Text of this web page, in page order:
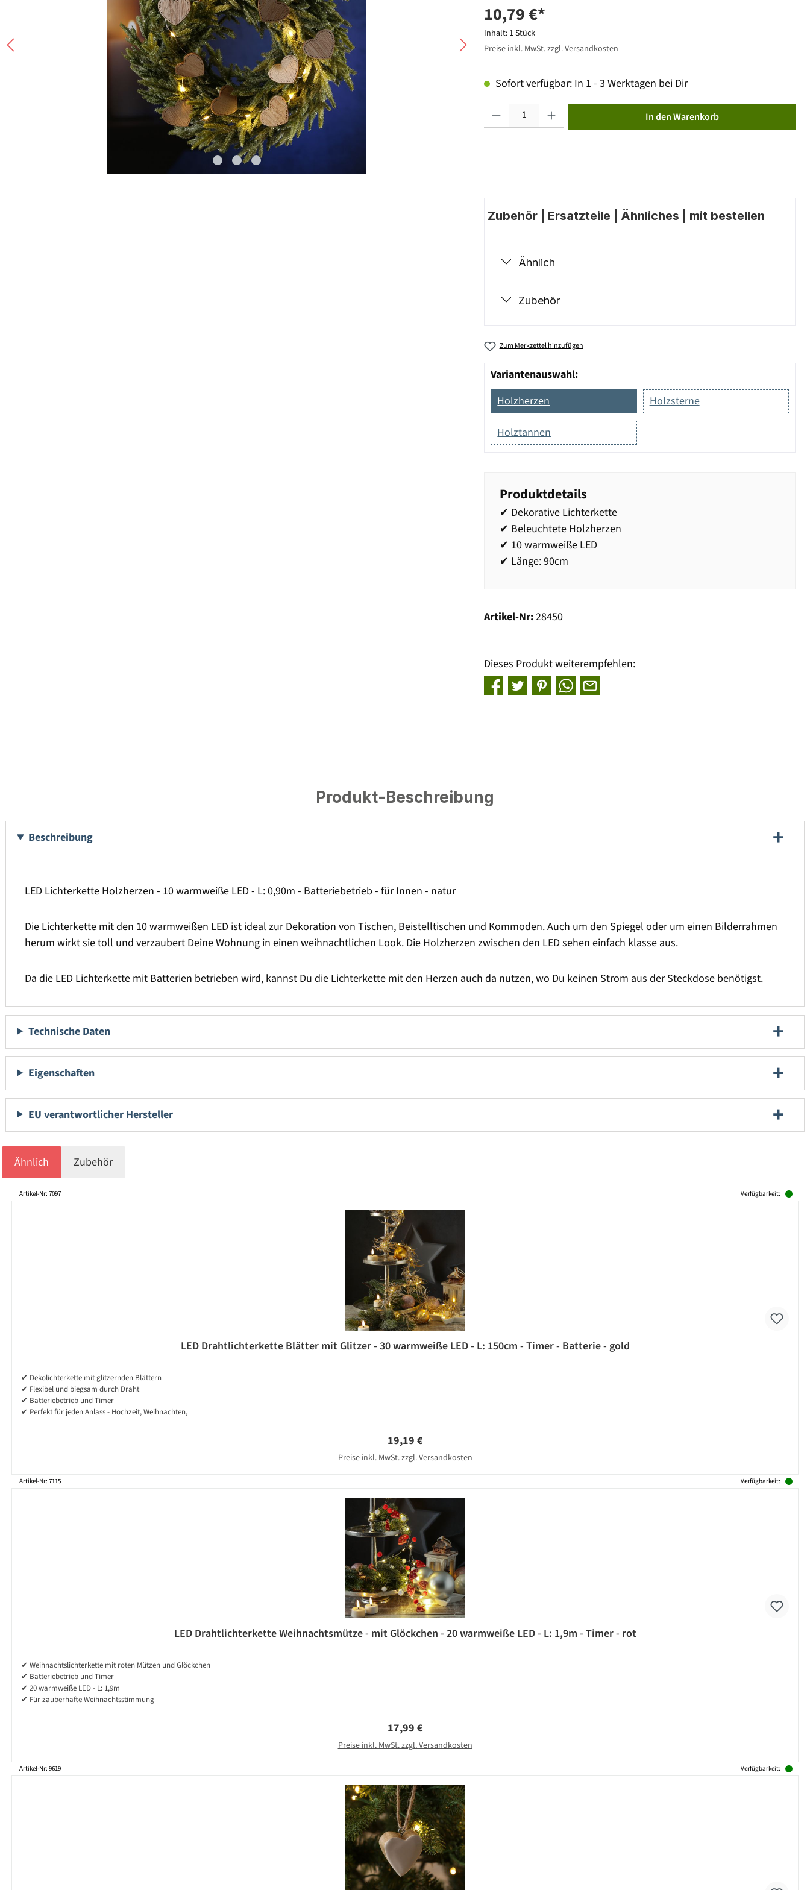
10,79 €*
Inhalt: 1 Stück
Preise inkl. MwSt. zzgl. Versandkosten
Sofort verfügbar: In 1 - 3 Werktagen bei Dir
In den Warenkorb
Zubehör | Ersatzteile | Ähnliches | mit bestellen
Ähnlich
Zubehör
Zum Merkzettel hinzufügen
Variantenauswahl:
Holzherzen
Holzsterne
Holztannen
Produktdetails
✔ Dekorative Lichterkette
✔ Beleuchtete Holzherzen
✔ 10 warmweiße LED
✔ Länge: 90cm
Artikel-Nr:28450
Dieses Produkt weiterempfehlen:
Produkt-Beschreibung
Beschreibung
LED Lichterkette Holzherzen - 10 warmweiße LED - L: 0,90m - Batteriebetrieb - für Innen - natur
Die Lichterkette mit den 10 warmweißen LED ist ideal zur Dekoration von Tischen, Beistelltischen und Kommoden. Auch um den Spiegel oder um einen Bilderrahmen
herum wirkt sie toll und verzaubert Deine Wohnung in einen weihnachtlichen Look. Die Holzherzen zwischen den LED sehen einfach klasse aus.
Da die LED Lichterkette mit Batterien betrieben wird, kannst Du die Lichterkette mit den Herzen auch da nutzen, wo Du keinen Strom aus der Steckdose benötigst.
Technische Daten
Eigenschaften
EU verantwortlicher Hersteller
Ähnlich Zubehör
Produktgalerie überspringen
Artikel-Nr: 7097 Verfügbarkeit:
LED Drahtlichterkette Blätter mit Glitzer - 30 warmweiße LED - L: 150cm - Timer - Batterie - gold
✔ Dekolichterkette mit glitzernden Blättern
✔ Flexibel und biegsam durch Draht
✔ Batteriebetrieb und Timer
✔ Perfekt für jeden Anlass - Hochzeit, Weihnachten,
Regulärer Preis:
19,19 €
Preise inkl. MwSt. zzgl. Versandkosten
Artikel-Nr: 7115 Verfügbarkeit:
LED Drahtlichterkette Weihnachtsmütze - mit Glöckchen - 20 warmweiße LED - L: 1,9m - Timer - rot
✔ Weihnachtslichterkette mit roten Mützen und Glöckchen
✔ Batteriebetrieb und Timer
✔ 20 warmweiße LED - L: 1,9m
✔ Für zauberhafte Weihnachtsstimmung
Regulärer Preis:
17,99 €
Preise inkl. MwSt. zzgl. Versandkosten
Artikel-Nr: 9619 Verfügbarkeit: